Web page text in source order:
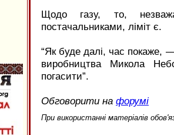
Щодо газу, то,
постачальниками, ліміт є.
“Як буде далі, час покаже,
виробництва Микола
погасити”.
Обговорити на форумі
При використанні матеріалів